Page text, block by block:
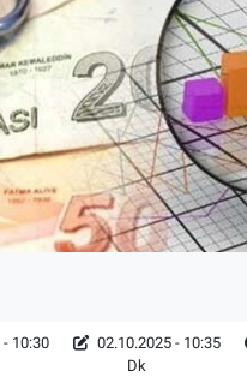
10:30 02.10.2025 - 10:35
Dk
Haberleri